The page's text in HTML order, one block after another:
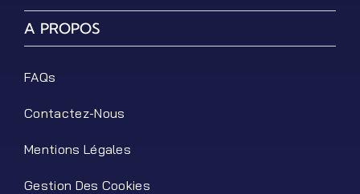
A PROPOS
FAQs
Contactez-Nous
Mentions Légales
Gestion Des Cookies